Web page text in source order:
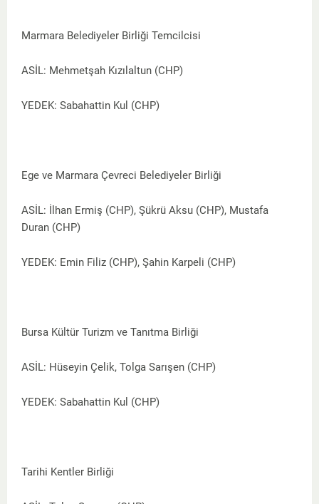
Marmara Belediyeler Birliği Temcilcisi
ASİL: Mehmetşah Kızılaltun (CHP)
YEDEK: Sabahattin Kul (CHP)
Ege ve Marmara Çevreci Belediyeler Birliği
ASİL: İlhan Ermiş (CHP), Şükrü Aksu (CHP), Mustafa
Duran (CHP)
YEDEK: Emin Filiz (CHP), Şahin Karpeli (CHP)
Bursa Kültür Turizm ve Tanıtma Birliği
ASİL: Hüseyin Çelik, Tolga Sarışen (CHP)
YEDEK: Sabahattin Kul (CHP)
Tarihi Kentler Birliği